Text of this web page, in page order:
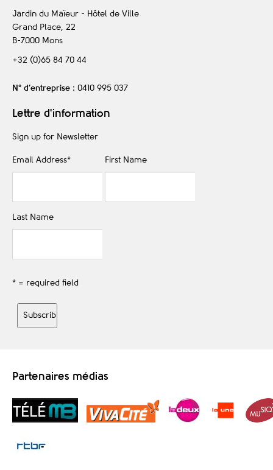
Jardin du Maïeur - Hôtel de Ville
Grand Place, 22
B-7000 Mons
+32 (0)65 84 70 44
N° d’entreprise : 0410 995 037
Lettre d'information
Sign up for Newsletter
Email Address* First Name
Last Name
* = required field
Partenaires médias